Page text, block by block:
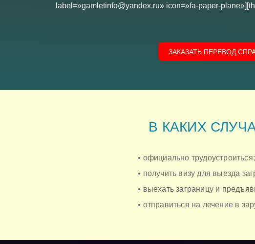
label=»gamletinfo@yandex.ru» icon=»fa-paper-
ЗАКАЗАТЬ ПЕРЕВОД
В КАКИХ
• официально трудоустроиться;
• получить визу для выезда
• выехать заграницу и
• отправиться на лечение в